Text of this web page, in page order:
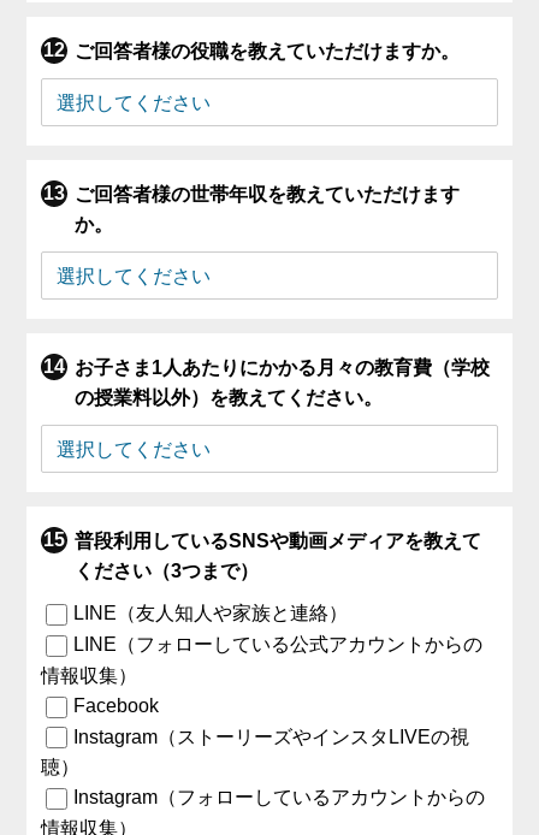
ご回答者様の役職を教えていただけますか。
ご回答者様の世帯年収を教えていただけます
か。
お子さま1人あたりにかかる月々の教育費（学校
の授業料以外）を教えてください。
普段利用しているSNSや動画メディアを教えて
ください（3つまで）
LINE（友人知人や家族と連絡）
LINE（フォローしている公式アカウントからの
情報収集）
Facebook
Instagram（ストーリーズやインスタLIVEの視
聴）
Instagram（フォローしているアカウントからの
情報収集）